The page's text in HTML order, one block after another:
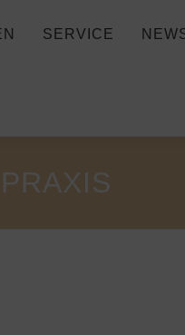
SERVICE